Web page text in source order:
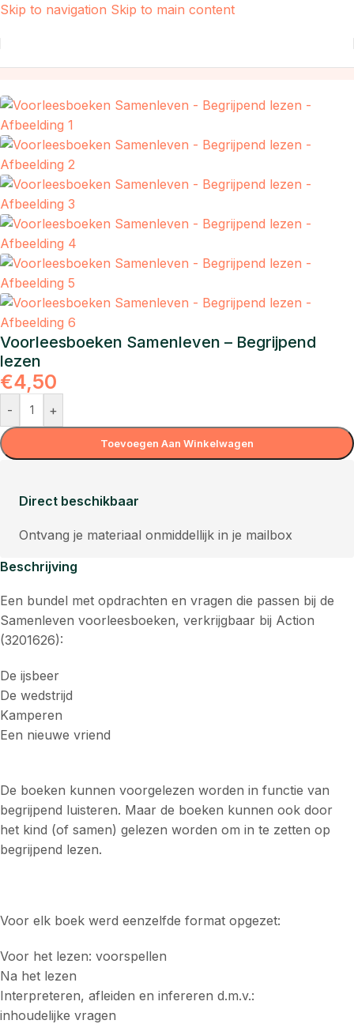
Skip to navigation Skip to main content
Voorleesboeken Samenleven – Begrijpend
lezen
€4,50
- +
Toevoegen Aan Winkelwagen
Direct beschikbaar
Ontvang je materiaal onmiddellijk in je mailbox
Beschrijving
Een bundel met opdrachten en vragen die passen bij de
Samenleven voorleesboeken, verkrijgbaar bij Action
(3201626):
De ijsbeer
De wedstrijd
Kamperen
Een nieuwe vriend
De boeken kunnen voorgelezen worden in functie van
begrijpend luisteren. Maar de boeken kunnen ook door
het kind (of samen) gelezen worden om in te zetten op
begrijpend lezen.
Voor elk boek werd eenzelfde format opgezet:
Voor het lezen: voorspellen
Na het lezen
Interpreteren, afleiden en infereren d.m.v.:
inhoudelijke vragen